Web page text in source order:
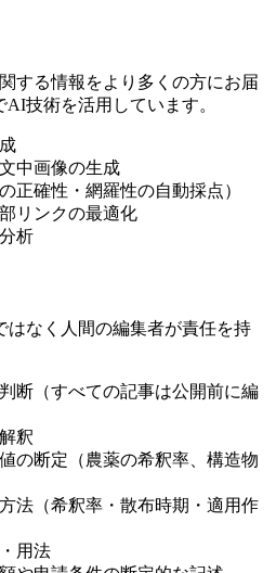
する情報をより多くの方にお届
技術を活用しています。
中画像の生成
正確性・網羅性の自動採点）
リンクの最適化
析
はなく人間の編集者が責任を持
断（すべての記事は公開前に編
釈
の断定（農薬の希釈率、構造物
法（希釈率・散布時期・適用作
用法